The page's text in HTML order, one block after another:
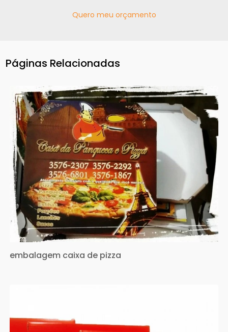
Quero meu orçamento
Páginas Relacionadas
embalagem caixa de pizza